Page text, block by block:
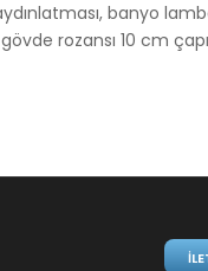
banyo
rozansı 10 cm